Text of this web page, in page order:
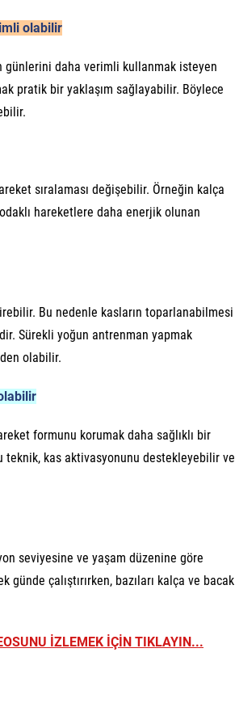
olabilir
günlerini daha verimli kullanmak isteyen
pratik bir yaklaşım sağlayabilir. Böylece
sıralaması değişebilir. Örneğin kalça
hareketlere daha enerjik olunan
Bu nedenle kasların toparlanabilmesi
Sürekli yoğun antrenman yapmak
olabilir.
formunu korumak daha sağlıklı bir
kas aktivasyonunu destekleyebilir ve
seviyesine ve yaşam düzenine göre
çalıştırırken, bazıları kalça ve bacak
İZLEMEK İÇİN TIKLAYIN...